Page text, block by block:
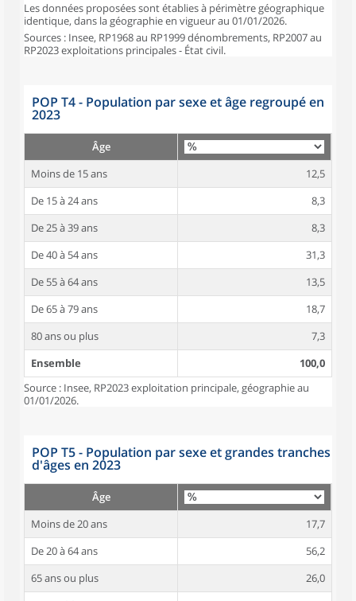
Les données proposées sont établies à périmètre géographique
identique, dans la géographie en vigueur au 01/01/2026.
Sources : Insee, RP1968 au RP1999 dénombrements, RP2007 au
RP2023 exploitations principales - État civil.
POP T4 - Population par sexe et âge regroupé en
2023
Âge
Moins de 15 ans
12,5
De 15 à 24 ans
8,3
De 25 à 39 ans
8,3
De 40 à 54 ans
31,3
De 55 à 64 ans
13,5
De 65 à 79 ans
18,7
80 ans ou plus
7,3
Ensemble
100,0
Source : Insee, RP2023 exploitation principale, géographie au
01/01/2026.
POP T5 - Population par sexe et grandes tranches
d'âges en 2023
Âge
Moins de 20 ans
17,7
De 20 à 64 ans
56,2
65 ans ou plus
26,0